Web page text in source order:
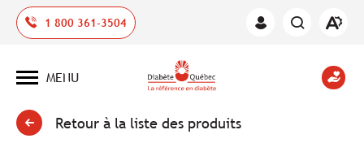
1 800 361-3504
Espace
Ouvrir
Ouvrir
du
site
MENU
Retour à la liste des produits